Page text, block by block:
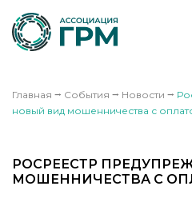
Главная ⭢ События ⭢ Новости ⭢
новый вид мошенничества с
РОСРЕЕСТР
МОШЕННИЧЕСТВА С